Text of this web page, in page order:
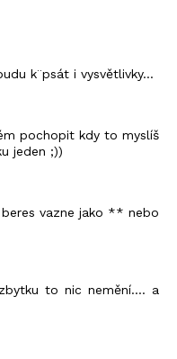
k¨psát i vysvětlivky...
pochopit kdy to myslíš
jeden ;))
vazne jako ** nebo
to nic nemění.... a